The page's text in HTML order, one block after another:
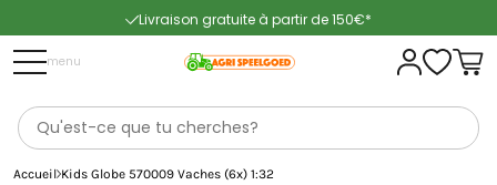
Livraison gratuite à partir de 150€*
Livraison rapide
menu
Accueil Kids Globe 570009 Vaches (6x) 1:32